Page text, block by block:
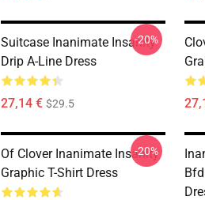
Suitcase Inanimate Insanity
Drip A-Line Dress
27,14 € $29.5
-20%
Of Clover Inanimate Insanity
Graphic T-Shirt Dress
-20%